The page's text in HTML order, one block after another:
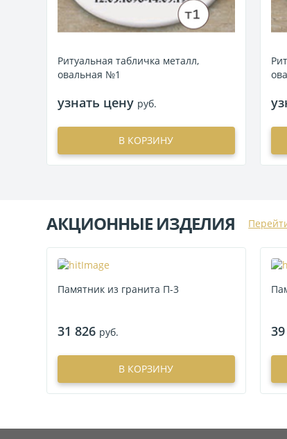
Ритуальная табличка металл,
овальная №1
узнать цену руб.
В КОРЗИНУ
АКЦИОННЫЕ ИЗДЕЛИЯ
Памятник из гранита П-3
31 826 руб.
В КОРЗИНУ